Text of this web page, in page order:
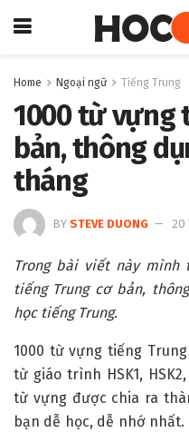
Home Ngoại ngữ Tiếng Trung
1000 từ vựng
bản, thông
tháng
BY STEVE DUONG 20
Trong bài viết này
tiếng Trung cơ bản,
học tiếng Trung.
1000 từ vựng tiếng
từ giáo trình HSK1,
từ vựng được chia ra
bạn dễ học, dễ nhớ